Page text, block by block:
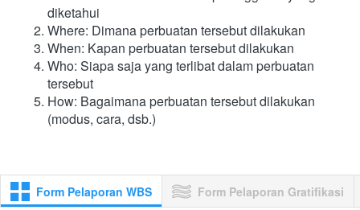
diketahui
Where: Dimana perbuatan tersebut dilakukan
When: Kapan perbuatan tersebut dilakukan
Who: Siapa saja yang terlibat dalam perbuatan
tersebut
How: Bagaimana perbuatan tersebut dilakukan
(modus, cara, dsb.)
Form Pelaporan WBS Form Pelaporan Gratifikasi